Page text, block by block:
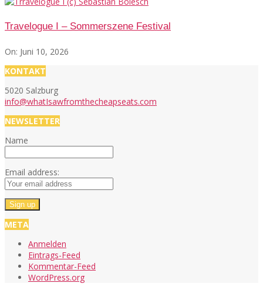
Travelogue I – Sommerszene Festival
On: Juni 10, 2026
KONTAKT
5020 Salzburg
info@whatIsawfromthecheapseats.com
NEWSLETTER
Name
Email address:
META
Anmelden
Eintrags-Feed
Kommentar-Feed
WordPress.org